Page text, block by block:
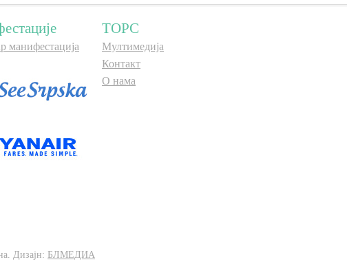
манифестација
ТОРС
Мултимедија
Контакт
О нама
Дизајн: БЛМЕДИА